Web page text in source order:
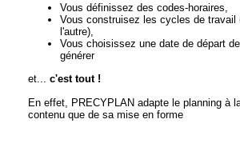
Vous définissez des codes-horaires,
Vous construisez les cycles de travail
l'autre),
Vous choisissez une date de départ
générer
et... c'est tout !
En effet, PRECYPLAN adapte le planning à
contenu que de sa mise en forme